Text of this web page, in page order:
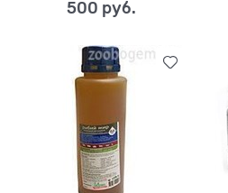
500 руб.